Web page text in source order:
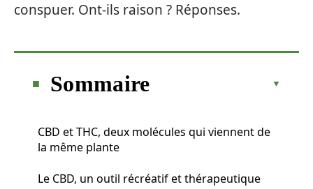
conspuer. Ont-ils raison ? Réponses.
Sommaire
CBD et THC, deux molécules qui viennent de
la même plante
Le CBD, un outil récréatif et thérapeutique